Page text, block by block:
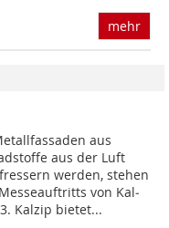
mehr
aus
aus der Luft
werden, stehen
von Kal­
Kalzip bietet...